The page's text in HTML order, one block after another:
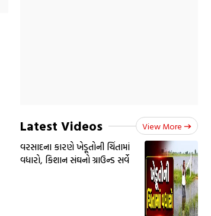
Latest Videos View More
વરસાદના કારણે ખેડૂતોની ચિંતામાં
વધારો, કિશાન સંઘનો ગ્રાઉન્ડ સર્વે